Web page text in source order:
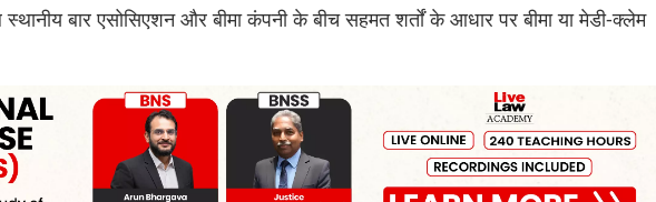
बार एसोसिएशन और बीमा कंपनी के बीच सहमत शर्तों के आधार पर बीमा या मेडी-क्लेम